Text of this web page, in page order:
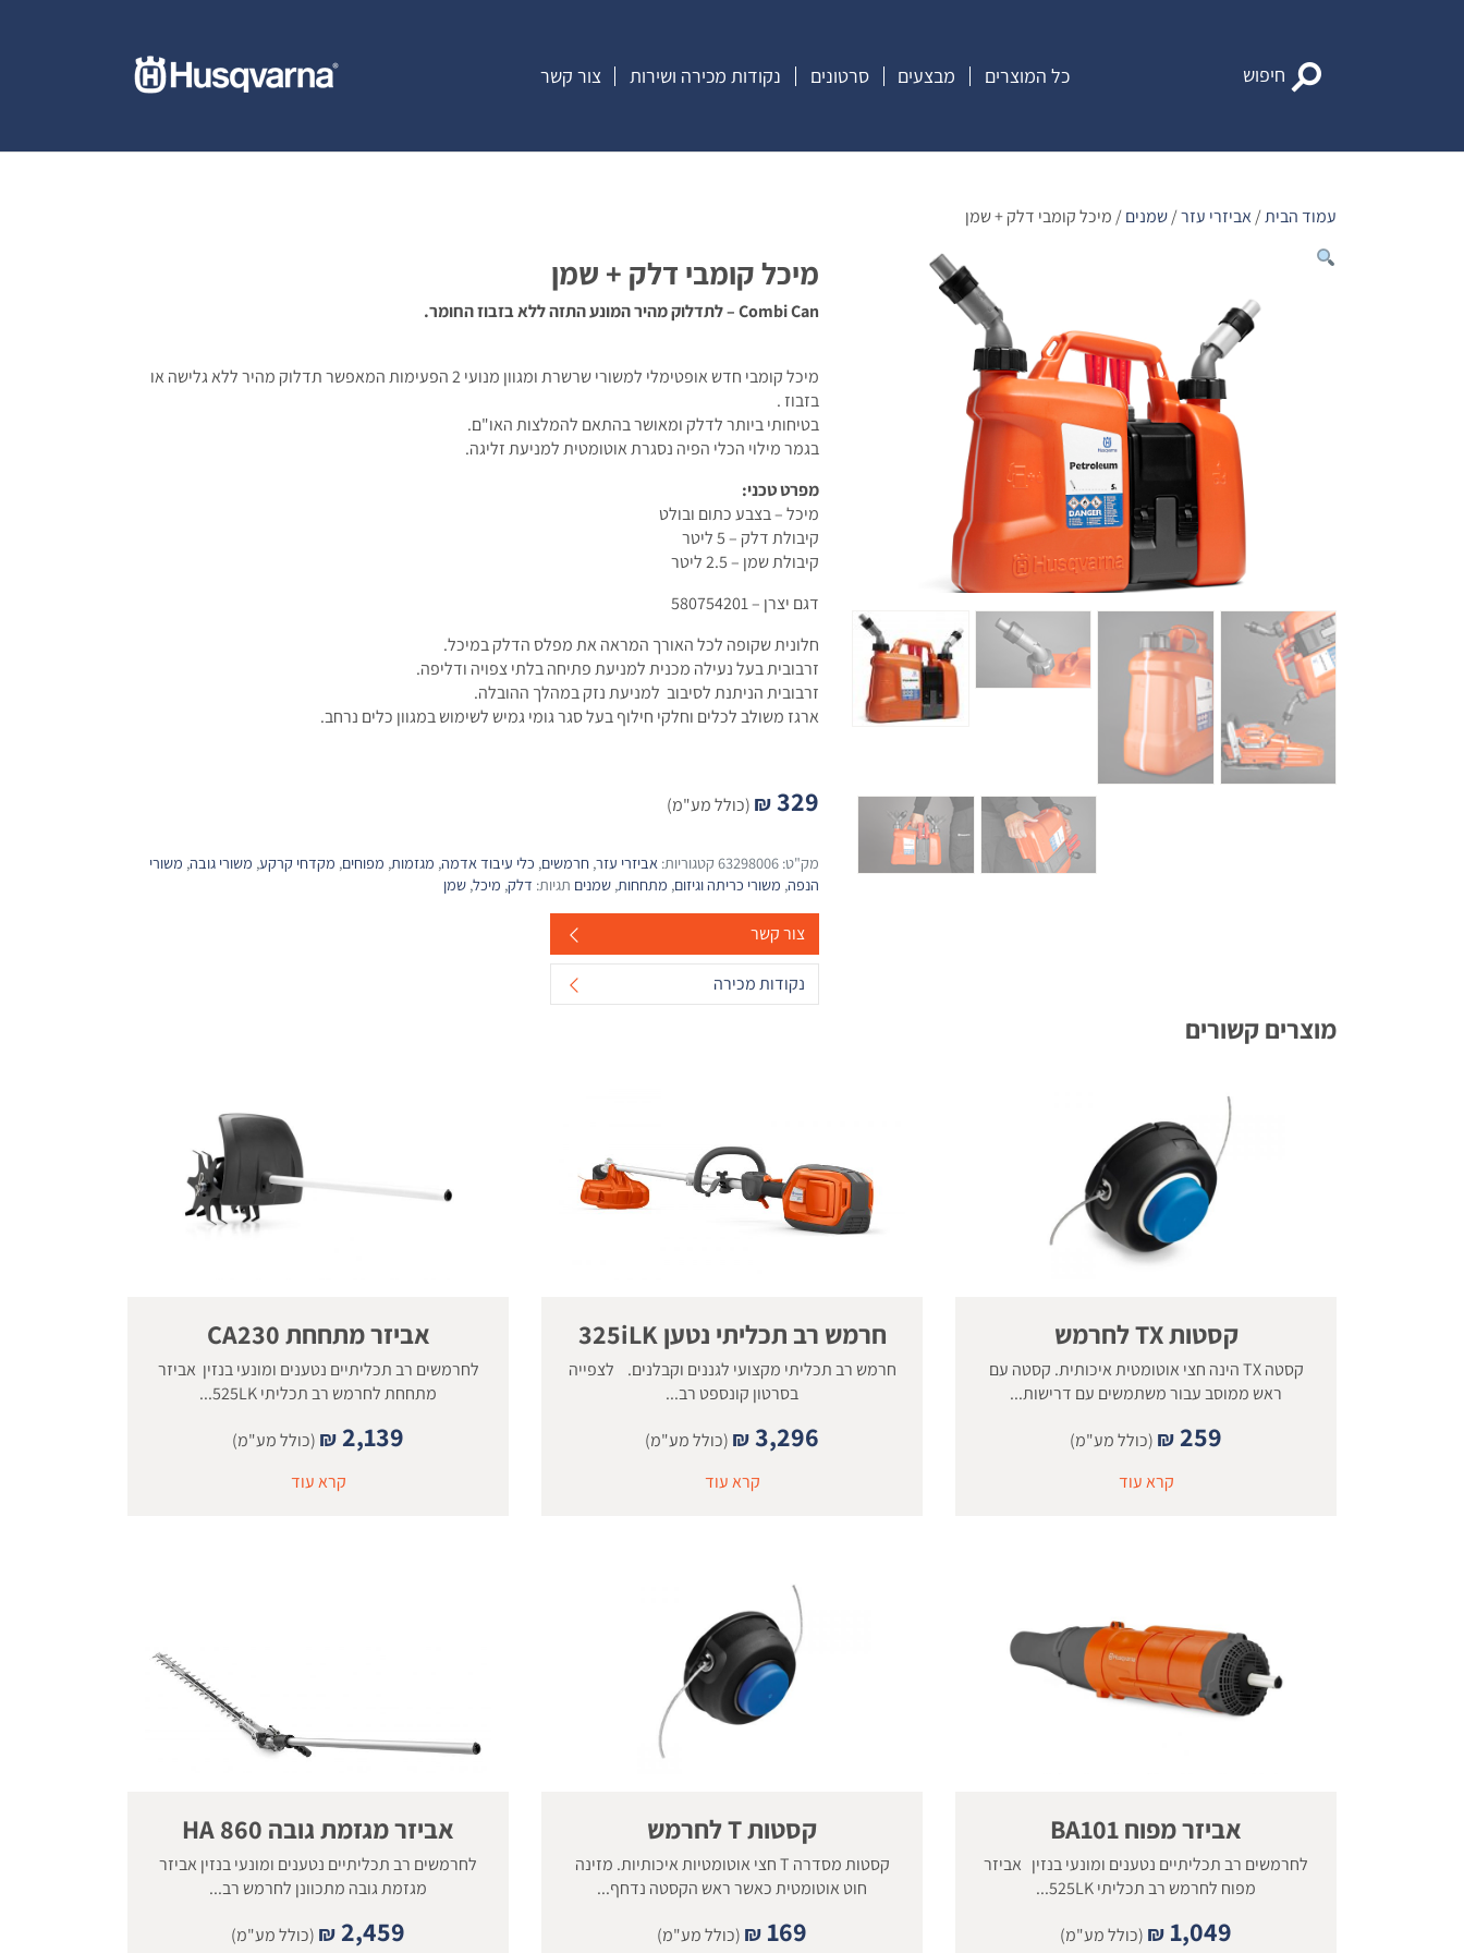
חיפוש כל המוצרים מבצעים סרטונים נקודות מכירה ושירות צור קשר
עמוד הבית/אביזרי עזר/שמנים/ מיכל קומבי דלק + שמן
מיכל קומבי דלק + שמן
Combi Can – לתדלוק מהיר המונע התזה ללא בזבוז החומר.
מיכל קומבי חדש אופטימלי למשורי שרשרת ומגוון מנועי 2 הפעימות המאפשר תדלוק מהיר ללא גלישה או
בזבוז .
בטיחותי ביותר לדלק ומאושר בהתאם להמלצות האו"ם.
בגמר מילוי הכלי הפיה נסגרת אוטומטית למניעת זליגה.
מפרט טכני:
מיכל – בצבע כתום ובולט
קיבולת דלק – 5 ליטר
קיבולת שמן – 2.5 ליטר
דגם יצרן – 580754201
חלונית שקופה לכל האורך המראה את מפלס הדלק במיכל.
זרבובית בעל נעילה מכנית למניעת פתיחה בלתי צפויה ודליפה.
זרבובית הניתנת לסיבוב למניעת נזק במהלך ההובלה.
ארגז משולב לכלים וחלקי חילוף בעל סגר גומי גמיש לשימוש במגוון כלים נרחב.
₪329 (כולל מע"מ)
מק"ט: 63298006 קטגוריות: אביזרי עזר, חרמשים, כלי עיבוד אדמה, מגזמות, מפוחים, מקדחי קרקע, משורי גובה, משורי
הנפה, משורי כריתה וגיזום, מתחחות, שמנים תגיות: דלק, מיכל, שמן
צור קשר
נקודות מכירה
מוצרים קשורים
קסטות TX לחרמש
קסטה TX הינה חצי אוטומטית איכותית. קסטה עם
ראש ממוסב עבור משתמשים עם דרישות...
₪ 259
(כולל מע"מ)
קרא עוד
חרמש רב תכליתי נטען 325iLK
חרמש רב תכליתי מקצועי לגננים וקבלנים. לצפייה
בסרטון קונספט רב...
₪3,296
(כולל מע"מ)
קרא עוד
אביזר מתחחת CA230
לחרמשים רב תכליתיים נטענים ומונעי בנזין אביזר
מתחחת לחרמש רב תכליתי 525LK...
₪ 2,139
(כולל מע"מ)
קרא עוד
אביזר מפוח BA101
לחרמשים רב תכליתיים נטענים ומונעי בנזין אביזר
מפוח לחרמש רב תכליתי 525LK...
₪ 1,049
(כולל מע"מ)
קסטות T לחרמש
קסטות מסדרה T חצי אוטומטיות איכותיות. מזינה
חוט אוטומטית כאשר ראש הקסטה נדחף...
₪ 169
(כולל מע"מ)
אביזר מגזמת גובה 860 HA
לחרמשים רב תכליתיים נטענים ומונעי בנזין אביזר
מגזמת גובה מתכוונן לחרמש רב...
₪ 2,459
(כולל מע"מ)